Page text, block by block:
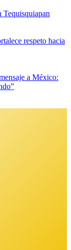
Tequisquiapan
respeto hacia
a México: